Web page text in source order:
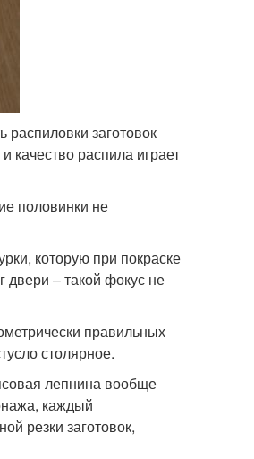
заготовок
качество распила играет
половинки не
которую при покраске
двери – такой фокус не
правильных
столярное.
лепнина вообще
каждый
резки заготовок,